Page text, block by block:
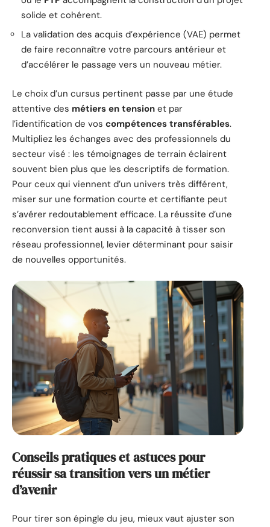
solide et cohérent.
La validation des acquis d’expérience (VAE) permet
de faire reconnaître votre parcours antérieur et
d’accélérer le passage vers un nouveau métier.
Le choix d’un cursus pertinent passe par une étude
attentive des métiers en tension et par
l’identification de vos compétences transférables.
Multipliez les échanges avec des professionnels du
secteur visé : les témoignages de terrain éclairent
souvent bien plus que les descriptifs de formation.
Pour ceux qui viennent d’un univers très différent,
miser sur une formation courte et certifiante peut
s’avérer redoutablement efficace. La réussite d’une
reconversion tient aussi à la capacité à tisser son
réseau professionnel, levier déterminant pour saisir
de nouvelles opportunités.
Conseils pratiques et astuces pour
réussir sa transition vers un métier
d’avenir
Pour tirer son épingle du jeu, mieux vaut ajuster son